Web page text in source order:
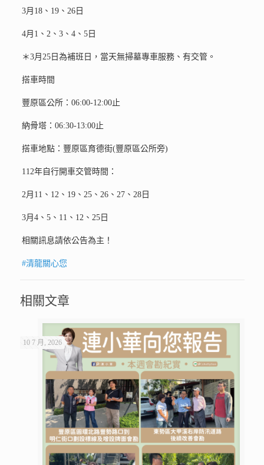
3月18、19、26日
4月1、2、3、4、5日
＊3月25日為補班日，當天無掃墓專車服務、有交管。
搭車時間
豐原區公所：06:00-12:00止
納骨塔：06:30-13:00止
搭車地點：豐原區育德街(豐原區公所旁)
112年自行開車交管時間：
2月11、12、19、25、26、27、28日
3月4、5、11、12、25日
相關訊息請依公告為主！
#清龍關心您
相關文章
10 7 月, 2026